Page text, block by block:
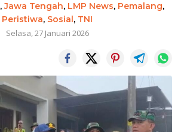
,Jawa Tengah, LMP News, Pemalang,
Peristiwa, Sosial, TNI
Selasa, 27 Januari 2026